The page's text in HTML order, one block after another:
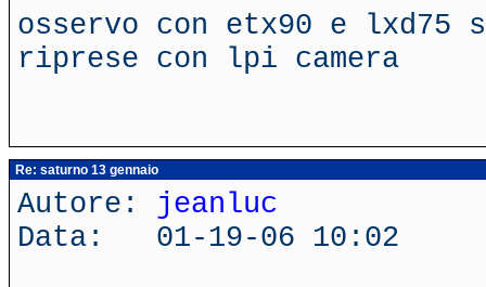
osservo con etx90 e lxd75
riprese con lpi camera
Re: saturno 13 gennaio
Autore: jeanluc
Data: 01-19-06 10:02